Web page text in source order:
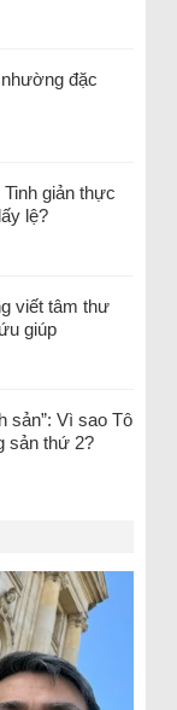
đặc
giản thực
lệ?
viết tâm thư
giúp
sản”: Vì sao Tô
sản thứ 2?